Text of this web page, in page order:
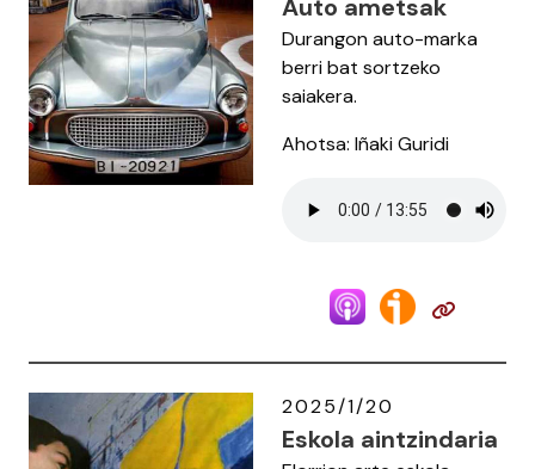
Auto ametsak
Durangon auto-marka
berri bat sortzeko
saiakera.
Ahotsa: Iñaki Guridi
2025/1/20
Eskola aintzindaria